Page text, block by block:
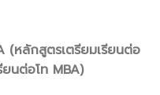
(หลักสูตรเตรียมเรียนต่อ
นต่อโท MBA)